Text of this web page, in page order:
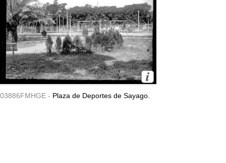
03886FMHGE - Plaza de Deportes de Sayago.